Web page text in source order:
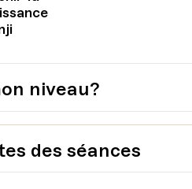
niveau?
des séances